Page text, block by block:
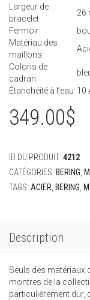
Largeur de
bracelet:
26
Fermoir:
Matériau des
maillons:
Coloris de
cadran:
Étanchéité à l’eau: 10
349.00$
ID DU PRODUIT: 4212
CATÉGORIES: BERING
TAGS: ACIER BERING
Description
Seuls des matériaux
montres de la
particulièrement dur,